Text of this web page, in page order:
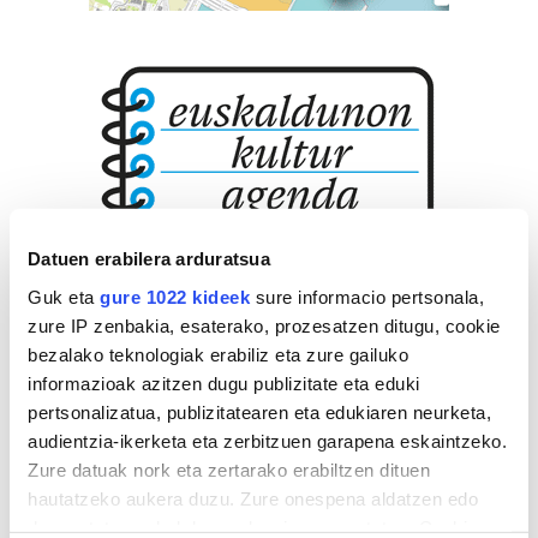
Datuen erabilera arduratsua
Guk eta gure 1022 kideek sure informacio pertsonala,
zure IP zenbakia, esaterako, prozesatzen ditugu, cookie
bezalako teknologiak erabiliz eta zure gailuko
informazioak azitzen dugu publizitate eta eduki
pertsonalizatua, publizitatearen eta edukiaren neurketa,
audientzia-ikerketa eta zerbitzuen garapena eskaintzeko.
Zure datuak nork eta zertarako erabiltzen dituen
hautatzeko aukera duzu. Zure onespena aldatzen edo